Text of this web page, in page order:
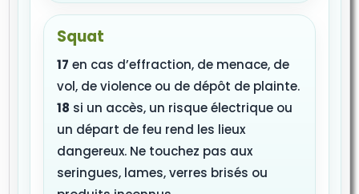
Squat
17 en cas d’effraction, de menace, de
vol, de violence ou de dépôt de plainte.
18 si un accès, un risque électrique ou
un départ de feu rend les lieux
dangereux. Ne touchez pas aux
seringues, lames, verres brisés ou